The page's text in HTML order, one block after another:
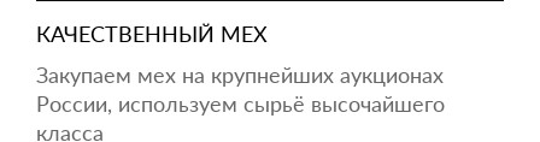
КАЧЕСТВЕННЫЙ МЕХ
Закупаем мех на крупнейших аукционах
России, используем сырьё высочайшего
класса